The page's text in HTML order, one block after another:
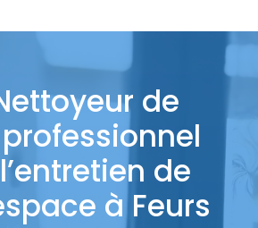
de
de
à Feurs